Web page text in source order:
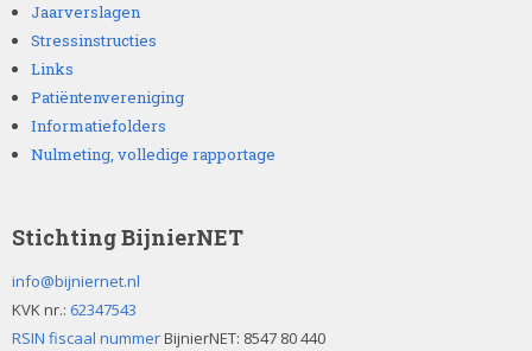
t
e
l
a
t
e
Jaarverslagen
Stressinstructies
Links
Patiëntenvereniging
Informatiefolders
Nulmeting, volledige rapportage
Stichting BijnierNET
info@bijniernet.nl
KVK nr.: 62347543
RSIN fiscaal nummerBijnierNET: 8547 80 440